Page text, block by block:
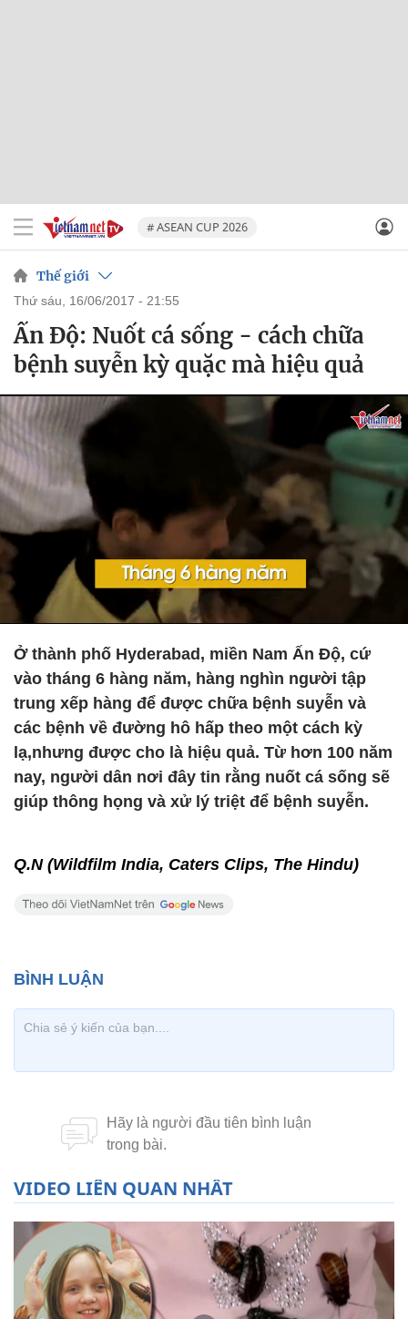
# ASEAN CUP 2026
Thế giới
thứ sáu, 16/06/2017 - 21:55
Ấn Độ: Nuốt cá sống - cách chữa
bệnh suyễn kỳ quặc mà hiệu quả
Ở thành phố Hyderabad, miền Nam Ấn Độ, cứ
vào tháng 6 hàng năm, hàng nghìn người tập
trung xếp hàng để được chữa bệnh suyễn và
các bệnh về đường hô hấp theo một cách kỳ
lạ,nhưng được cho là hiệu quả. Từ hơn 100 năm
nay, người dân nơi đây tin rằng nuốt cá sống sẽ
giúp thông họng và xử lý triệt để bệnh suyễn.
Q.N (Wildfilm India, Caters Clips, The Hindu)
VIDEO LIÊN QUAN NHẤT